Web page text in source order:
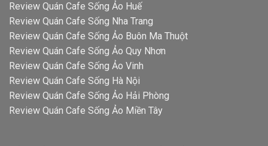
Review Quán Cafe Sống Ảo Huế
Review Quán Cafe Sống Nha Trang
Review Quán Cafe Sống Ảo Buôn Ma Thuột
Review Quán Cafe Sống Ảo Quy Nhơn
Review Quán Cafe Sống Ảo Vinh
Review Quán Cafe Sống Hà Nội
Review Quán Cafe Sống Ảo Hải Phòng
Review Quán Cafe Sống Ảo Miền Tây